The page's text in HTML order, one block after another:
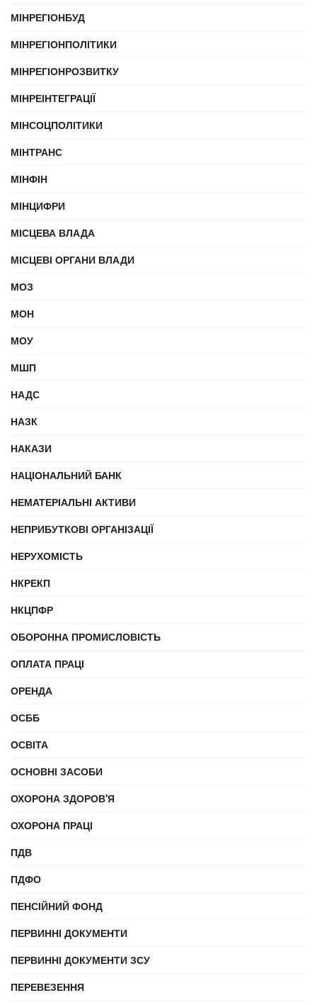
МІНРЕГІОНБУД
МІНРЕГІОНПОЛІТИКИ
МІНРЕГІОНРОЗВИТКУ
МІНРЕІНТЕГРАЦІЇ
МІНСОЦПОЛІТИКИ
МІНТРАНС
МІНФІН
МІНЦИФРИ
МІСЦЕВА ВЛАДА
МІСЦЕВІ ОРГАНИ ВЛАДИ
МОЗ
МОН
МОУ
МШП
НАДС
НАЗК
НАКАЗИ
НАЦІОНАЛЬНИЙ БАНК
НЕМАТЕРІАЛЬНІ АКТИВИ
НЕПРИБУТКОВІ ОРГАНІЗАЦІЇ
НЕРУХОМІСТЬ
НКРЕКП
НКЦПФР
ОБОРОННА ПРОМИСЛОВІСТЬ
ОПЛАТА ПРАЦІ
ОРЕНДА
ОСББ
ОСВІТА
ОСНОВНІ ЗАСОБИ
ОХОРОНА ЗДОРОВ'Я
ОХОРОНА ПРАЦІ
ПДВ
ПДФО
ПЕНСІЙНИЙ ФОНД
ПЕРВИННІ ДОКУМЕНТИ
ПЕРВИННІ ДОКУМЕНТИ ЗСУ
ПЕРЕВЕЗЕННЯ